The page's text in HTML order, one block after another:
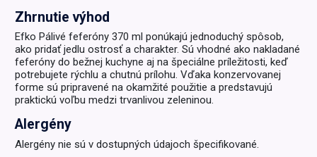
Zhrnutie výhod
Efko Pálivé feferóny 370 ml ponúkajú jednoduchý spôsob,
ako pridať jedlu ostrosť a charakter. Sú vhodné ako nakladané
feferóny do bežnej kuchyne aj na špeciálne príležitosti, keď
potrebujete rýchlu a chutnú prílohu. Vďaka konzervovanej
forme sú pripravené na okamžité použitie a predstavujú
praktickú voľbu medzi trvanlivou zeleninou.
Alergény
Alergény nie sú v dostupných údajoch špecifikované.